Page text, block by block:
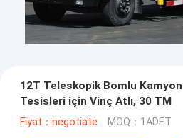
12T Teleskopik Bomlu
Tesisleri için Vinç Atlı, 30 TM
Fiyat：negotiate MOQ：1ADET